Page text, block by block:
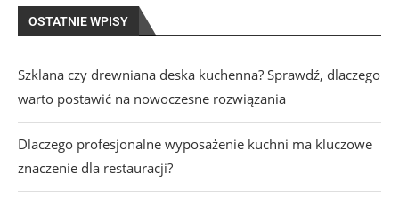
OSTATNIE WPISY
Szklana czy drewniana deska kuchenna? Sprawdź, dlaczego
warto postawić na nowoczesne rozwiązania
Dlaczego profesjonalne wyposażenie kuchni ma kluczowe
znaczenie dla restauracji?